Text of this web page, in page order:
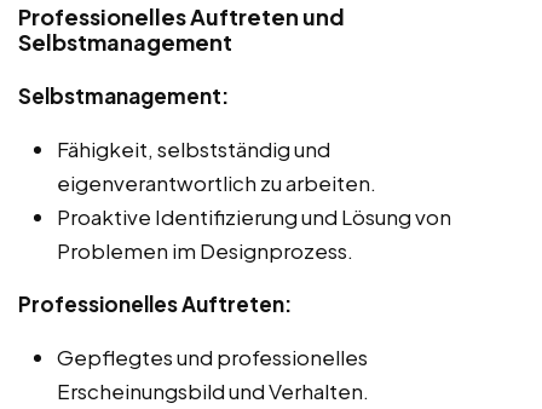
Professionelles Auftreten und
Selbstmanagement
Selbstmanagement:
Fähigkeit, selbstständig und
eigenverantwortlich zu arbeiten.
Proaktive Identifizierung und Lösung von
Problemen im Designprozess.
Professionelles Auftreten:
Gepflegtes und professionelles
Erscheinungsbild und Verhalten.